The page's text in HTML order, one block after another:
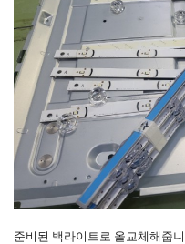
준비된 백라이트로 올교체해줍